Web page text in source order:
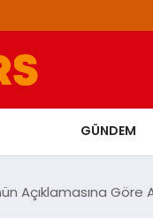
GÜNDEM
Açıklamasına Göre